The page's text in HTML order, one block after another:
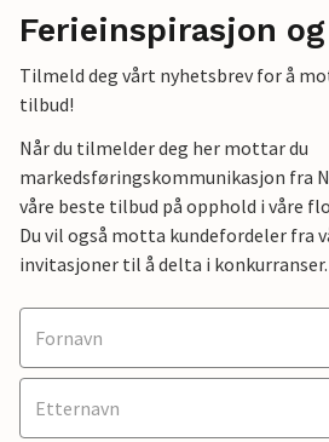
Ferieinspirasjon
Tilmeld deg vårt nyhetsbrev for å
tilbud!
Når du tilmelder deg her mottar du
markedsføringskommunikasjon fra
våre beste tilbud på opphold i våre
Du vil også motta kundefordeler fra
invitasjoner til å delta i konkurranser.